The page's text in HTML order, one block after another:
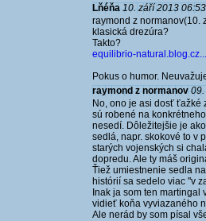
Lňéňa 10. září 2013
raymond z normanov(10.
klasická drezúra?
Takto?
equilibrio-natural.blog.cz...
Pokus o humor.
raymond z normanov
No, ono je asi dosť ťažké
sú robené na
nesedí. Dôležitejšie je
sedlá, napr. skokové to v
starých vojenských si
dopredu. Ale ty máš
Ťiež umiestnenie sedla
histórií sa sedelo viac "v
Inak ja som ten martingal
vidieť koňa vyviazaného
Ale nerád by som písal